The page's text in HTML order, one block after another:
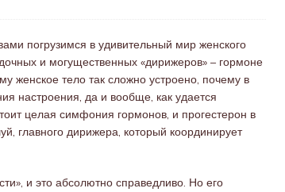
погрузимся в удивительный мир женского
и могущественных «дирижеров» – гормоне
женское тело так сложно устроено, почему в
настроения, да и вообще, как удается
целая симфония гормонов, и прогестерон в
главного дирижера, который координирует
и это абсолютно справедливо. Но его